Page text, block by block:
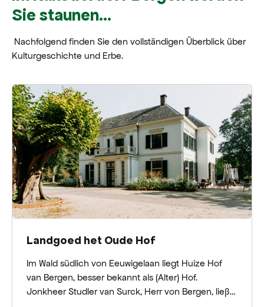
Sie staunen...
Nachfolgend finden Sie den vollständigen Überblick über
Kulturgeschichte und Erbe.
Landgoed het Oude Hof
Im Wald südlich von Eeuwigelaan liegt Huize Hof
van Bergen, besser bekannt als (Alter) Hof.
Jonkheer Studler van Surck, Herr von Bergen, ließ